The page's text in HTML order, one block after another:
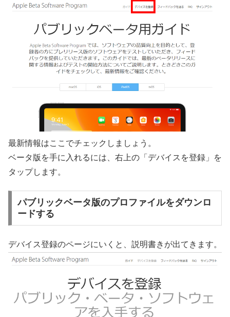
最新情報はここでチェックしましょう。
ベータ版を手に入れるには、右上の「デバイスを登録」を
タップします。
パブリックベータ版のプロファイルをダウンロ
ードする
デバイス登録のページにいくと、説明書きが出てきます。